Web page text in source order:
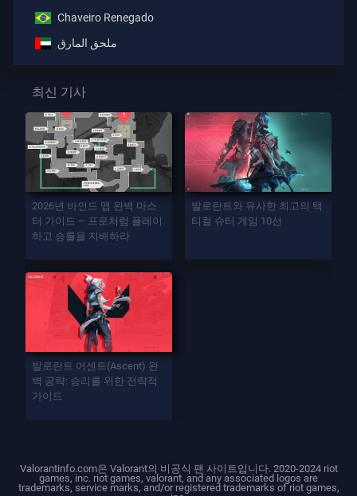
Chaveiro Renegado
ملحق المارق
최신 기사
2026년 바인드 맵 완벽 마스
터 가이드 – 프로처럼 플레이
하고 승률을 지배하라
발로란트와 유사한 최고의 택
티컬 슈터 게임 10선
발로란트 어센트(Ascent) 완
벽 공략: 승리를 위한 전략적
가이드
Valorantinfo.com은 Valorant의 비공식 팬 사이트입니다. 2020-2024 riot
games, inc. riot games, valorant, and any associated logos are
trademarks, service marks, and/or registered trademarks of riot games,